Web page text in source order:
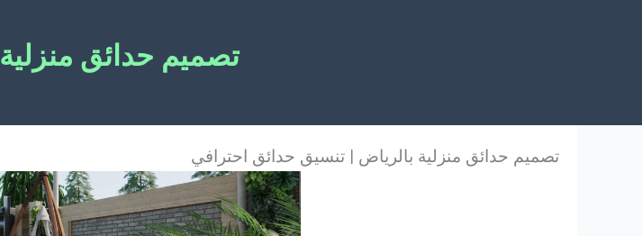
تصميم حدائق منزلية 0509149730
تصميم حدائق منزلية بالرياض | تنسيق حدائق احترافي